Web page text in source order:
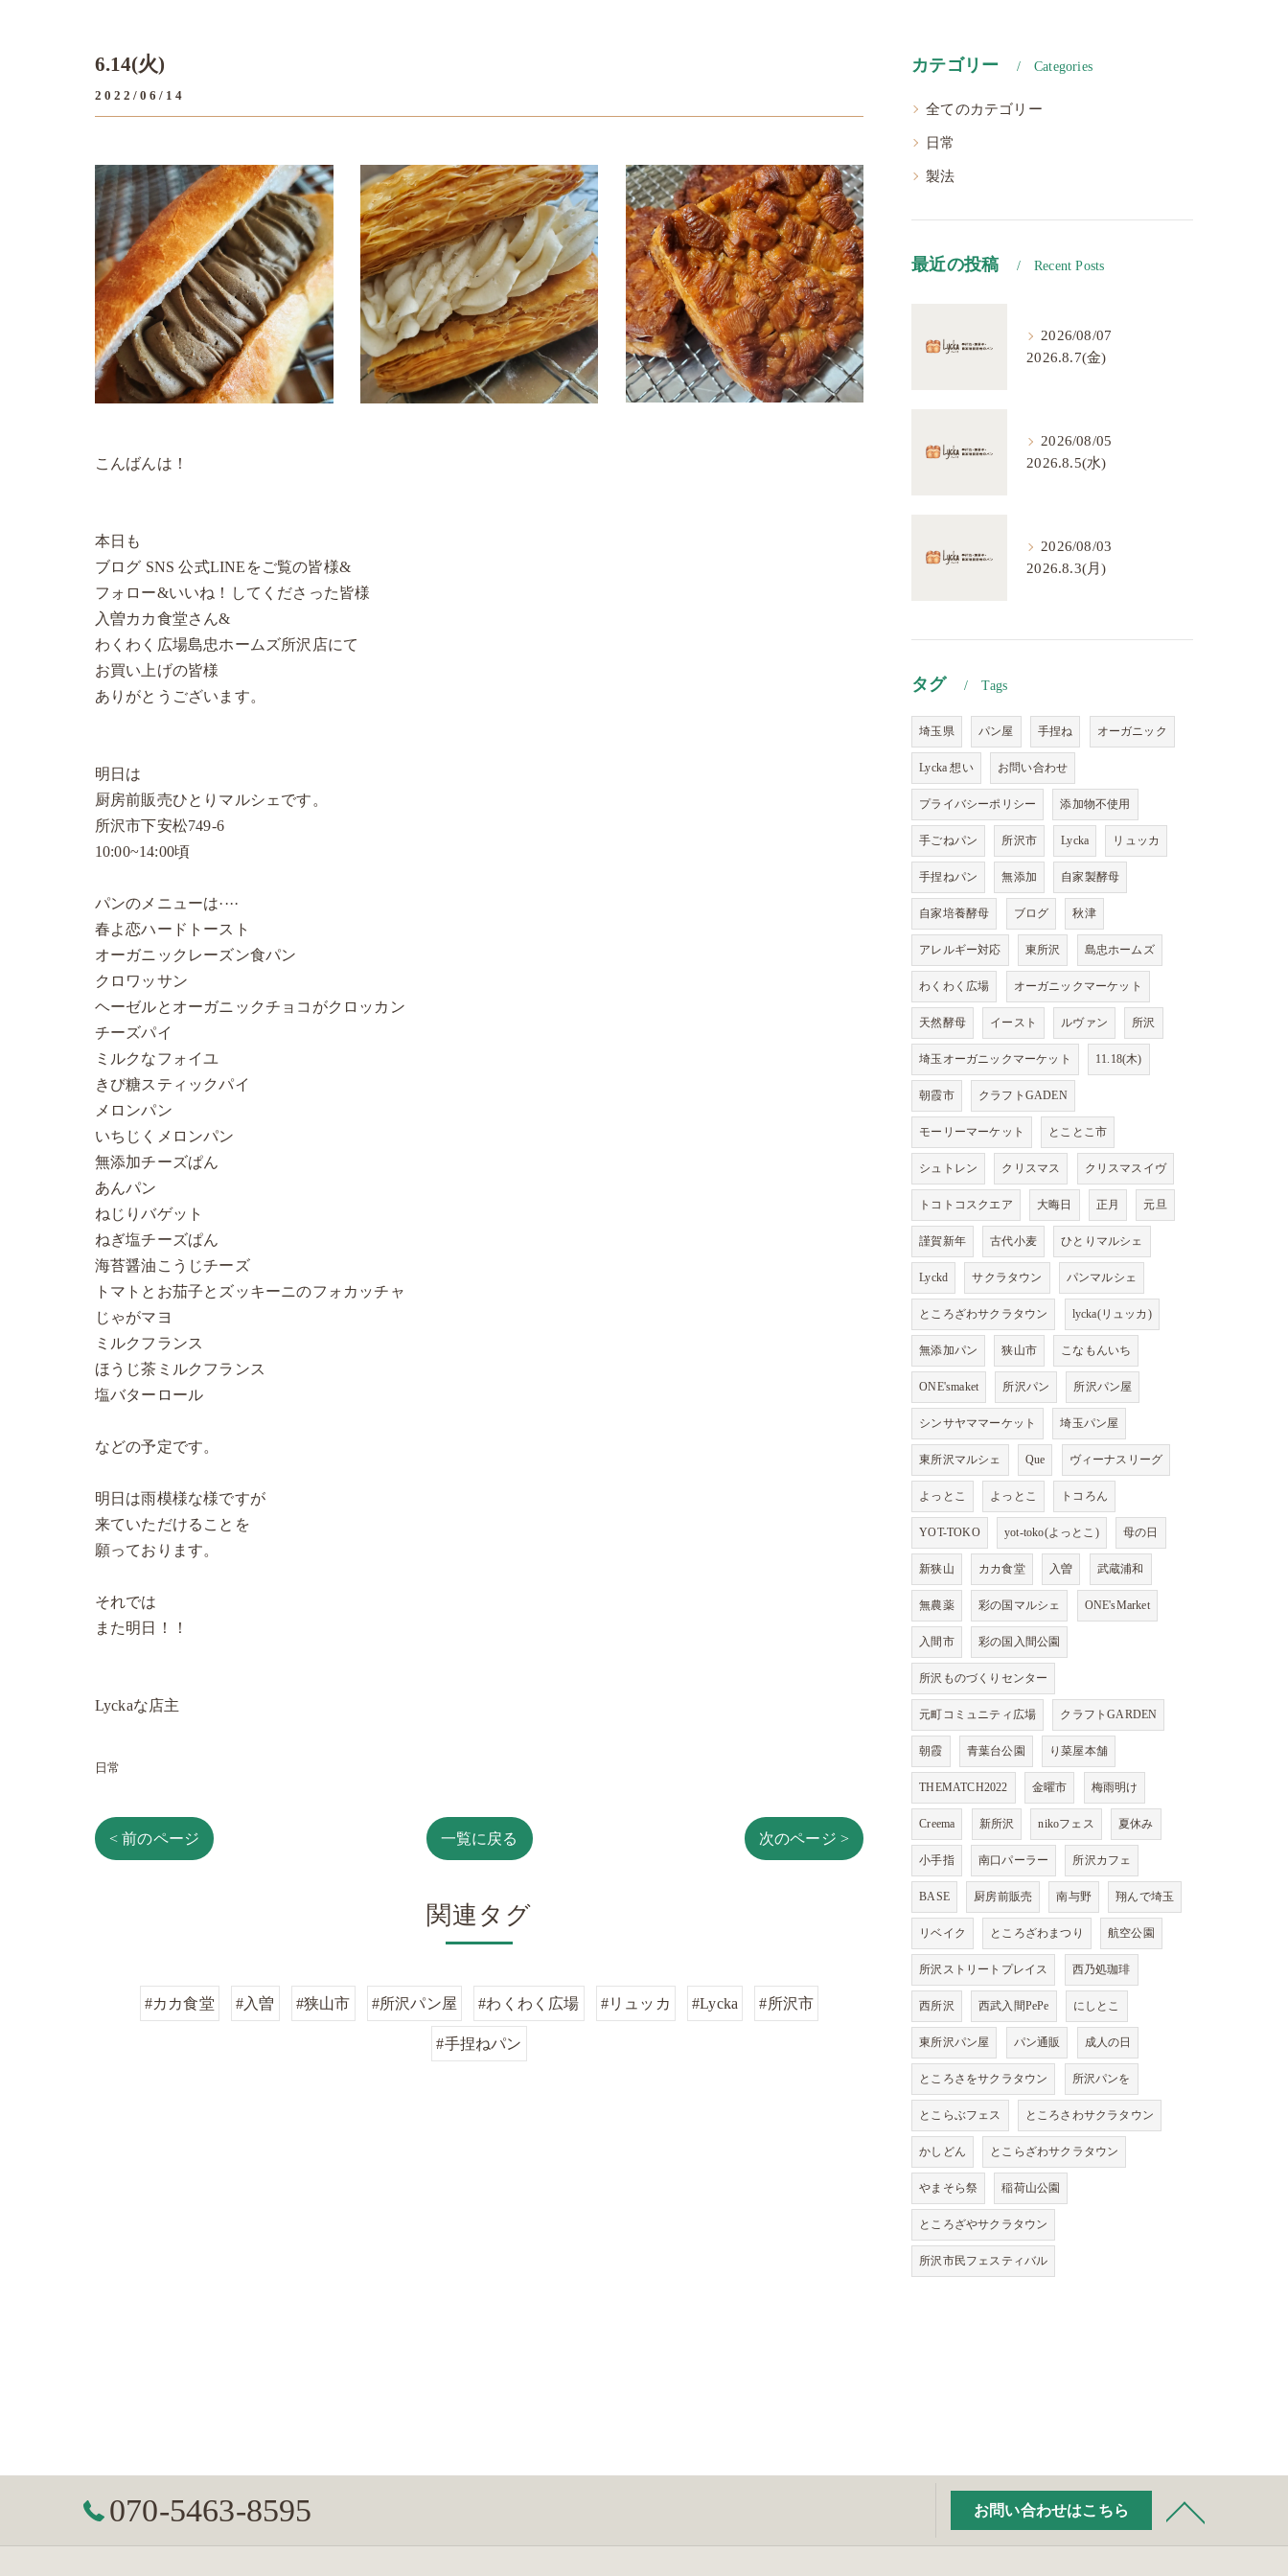
6.14(火)
2022/06/14
こんばんは！
本日も
ブログ SNS 公式LINEをご覧の皆様&
フォロー&いいね！してくださった皆様
入曽カカ食堂さん&
わくわく広場島忠ホームズ所沢店にて
お買い上げの皆様
ありがとうございます。
明日は
厨房前販売ひとりマルシェです。
所沢市下安松749-6
10:00~14:00頃
パンのメニューは····
春よ恋ハードトースト
オーガニックレーズン食パン
クロワッサン
ヘーゼルとオーガニックチョコがクロッカン
チーズパイ
ミルクなフォイユ
きび糖スティックパイ
メロンパン
いちじくメロンパン
無添加チーズぱん
あんパン
ねじりバゲット
ねぎ塩チーズぱん
海苔醤油こうじチーズ
トマトとお茄子とズッキーニのフォカッチャ
じゃがマヨ
ミルクフランス
ほうじ茶ミルクフランス
塩バターロール
などの予定です。
明日は雨模様な様ですが
来ていただけることを
願っております。
それでは
また明日！！
Lyckaな店主
日常
< 前のページ 一覧に戻る 次のページ >
関連タグ
#カカ食堂 #入曽 #狭山市 #所沢パン屋 #わくわく広場 #リュッカ #Lycka #所沢市
#手捏ねパン
カテゴリー Categories
全てのカテゴリー
日常
製法
最近の投稿 Recent Posts
2026/08/07
2026.8.7(金)
2026/08/05
2026.8.5(水)
2026/08/03
2026.8.3(月)
タグ Tags
埼玉県 パン屋 手捏ね オーガニック
Lycka 想い お問い合わせ
プライバシーポリシー 添加物不使用
手ごねパン 所沢市 Lycka リュッカ
手捏ねパン 無添加 自家製酵母
自家培養酵母 ブログ 秋津
アレルギー対応 東所沢 島忠ホームズ
わくわく広場 オーガニックマーケット
天然酵母 イースト ルヴァン 所沢
埼玉オーガニックマーケット 11.18(木)
朝霞市 クラフトGADEN
モーリーマーケット とことこ市
シュトレン クリスマス クリスマスイヴ
トコトコスクエア 大晦日 正月 元旦
謹賀新年 古代小麦 ひとりマルシェ
Lyckd サクラタウン パンマルシェ
ところざわサクラタウン lycka(リュッカ)
無添加パン 狭山市 こなもんいち
ONE'smaket 所沢パン 所沢パン屋
シンサヤママーケット 埼玉パン屋
東所沢マルシェ Que ヴィーナスリーグ
よっとこ よっとこ トコろん
YOT-TOKO yot-toko(よっとこ) 母の日
新狭山 カカ食堂 入曽 武蔵浦和
無農薬 彩の国マルシェ ONE'sMarket
入間市 彩の国入間公園
所沢ものづくりセンター
元町コミュニティ広場 クラフトGARDEN
朝霞 青葉台公園 り菜屋本舗
THEMATCH2022 金曜市 梅雨明け
Creema 新所沢 nikoフェス 夏休み
小手指 南口パーラー 所沢カフェ
BASE 厨房前販売 南与野 翔んで埼玉
リベイク ところざわまつり 航空公園
所沢ストリートプレイス 西乃処珈琲
西所沢 西武入間PePe にしとこ
東所沢パン屋 パン通販 成人の日
ところさをサクラタウン 所沢パンを
とこらぶフェス ところさわサクラタウン
かしどん とこらざわサクラタウン
やまそら祭 稲荷山公園
ところざやサクラタウン
所沢市民フェスティバル
070-5463-8595 お問い合わせはこちら